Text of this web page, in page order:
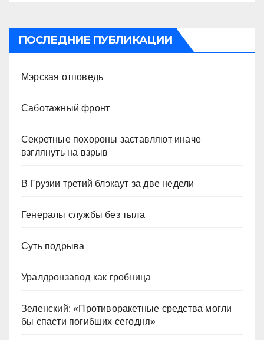
ПОСЛЕДНИЕ ПУБЛИКАЦИИ
Мэрская отповедь
Саботажный фронт
Секретные похороны заставляют иначе
взглянуть на взрыв
В Грузии третий блэкаут за две недели
Генералы службы без тыла
Суть подрыва
Уралдронзавод как гробница
Зеленский: «Противоракетные средства могли
бы спасти погибших сегодня»